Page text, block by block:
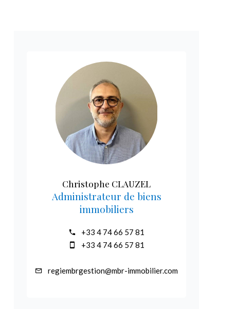
Christophe CLAUZEL
Administrateur de biens
immobiliers
+33 4 74 66 57 81
+33 4 74 66 57 81
regiembrgestion@mbr-immobilier.com